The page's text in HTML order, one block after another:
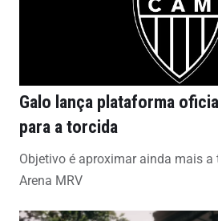
Galo lança plataforma
para a torcida
Objetivo é aproximar ainda mais a
Arena MRV